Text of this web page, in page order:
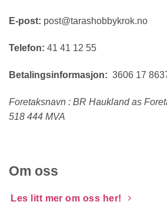
E-post: post@tarashobbykrok.no
Telefon: 41 41 12 55
Betalingsinformasjon: 3606 17
Foretaksnavn : BR Haukland as
518 444 MVA
Om oss
Les litt mer om oss her!